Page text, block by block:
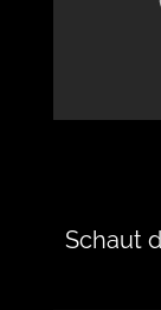
Schaut